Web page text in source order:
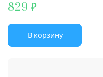
829
В корзину